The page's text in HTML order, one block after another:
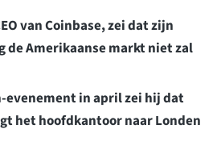
van Coinbase, zei dat zijn
Amerikaanse markt niet zal
evenement in april zei hij dat
het hoofdkantoor naar Londen